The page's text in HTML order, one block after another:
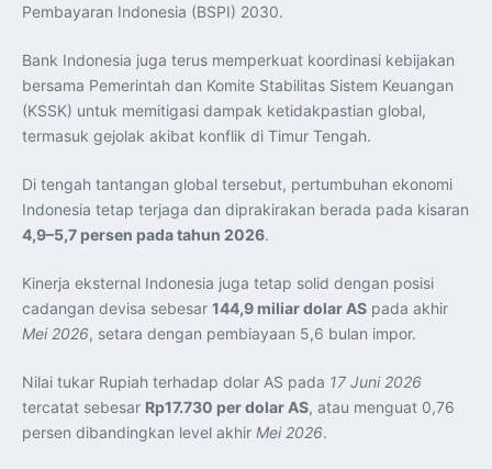
Pembayaran Indonesia (BSPI) 2030.
Bank Indonesia juga terus memperkuat koordinasi kebijakan
bersama Pemerintah dan Komite Stabilitas Sistem Keuangan
(KSSK) untuk memitigasi dampak ketidakpastian global,
termasuk gejolak akibat konflik di Timur Tengah.
Di tengah tantangan global tersebut, pertumbuhan ekonomi
Indonesia tetap terjaga dan diprakirakan berada pada kisaran
4,9–5,7 persen pada tahun 2026.
Kinerja eksternal Indonesia juga tetap solid dengan posisi
cadangan devisa sebesar 144,9 miliar dolar AS pada akhir
Mei 2026, setara dengan pembiayaan 5,6 bulan impor.
Nilai tukar Rupiah terhadap dolar AS pada 17 Juni 2026
tercatat sebesar Rp17.730 per dolar AS, atau menguat 0,76
persen dibandingkan level akhir Mei 2026.